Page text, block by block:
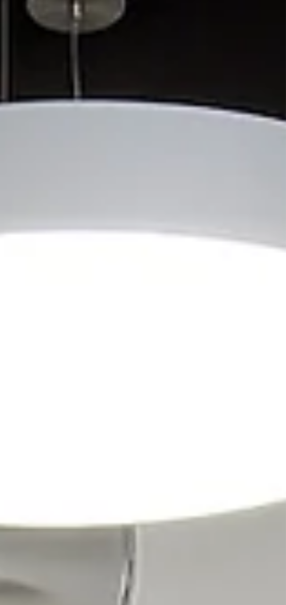
firmamız Sultanbeyli Yavuz Selim Mahallesi
bölgesinede Marangoz Usta Servisini acil hizmet...